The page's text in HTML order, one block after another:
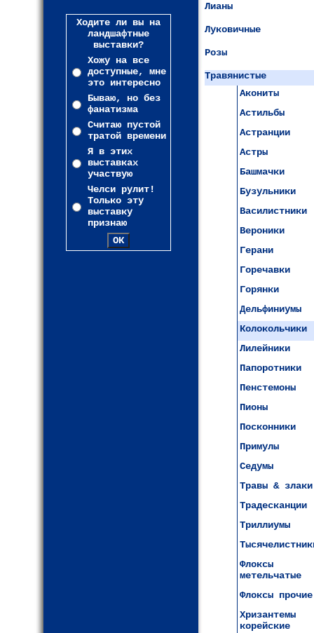
Ходите ли вы на
ландшафтные
выставки?
Хожу на все
доступные, мне
это интересно
Бываю, но без
фанатизма
Считаю пустой
тратой времени
Я в этих
выставках
участвую
Челси рулит!
Только эту
выставку
признаю
Лианы
Луковичные
Розы
Травянистые
Акониты
Астильбы
Астранции
Астры
Башмачки
Бузульники
Василистники
Вероники
Герани
Горечавки
Горянки
Дельфиниумы
Колокольчики
Лилейники
Папоротники
Пенстемоны
Пионы
Посконники
Примулы
Седумы
Травы & злаки
Традесканции
Триллиумы
Флоксы
метельчатые
Флоксы прочие
Хризантемы
корейские